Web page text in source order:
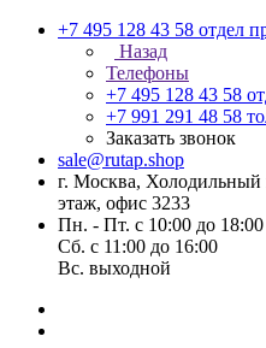
+7 495 128 43 58 отдел
Назад
Телефоны
+7 495 128 43 58
+7 991 291 48 58
Заказать звонок
sale@rutap.shop
г. Москва, Холодильный
этаж, офис 3233
Пн. - Пт. с 10:00 до 18:00
Сб. с 11:00 до 16:00
Вс. выходной